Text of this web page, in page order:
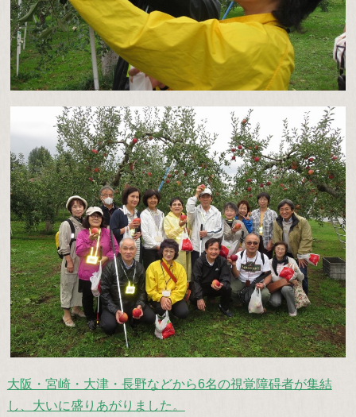
大阪・宮崎・大津・長野などから6名の視覚障碍者が集結
し、大いに盛りあがりました。